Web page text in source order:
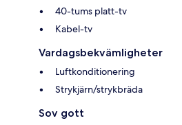
40-tums platt-tv
Kabel-tv
Vardagsbekvämligheter
Luftkonditionering
Strykjärn/strykbräda
Sov gott